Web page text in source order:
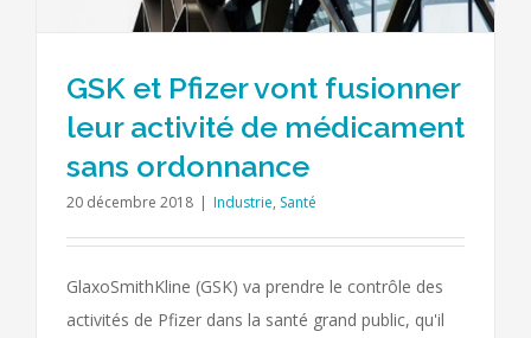
GSK et Pfizer vont fusionner
leur activité de médicament
sans ordonnance
20 décembre 2018 | Industrie, Santé
GlaxoSmithKline (GSK) va prendre le contrôle des
activités de Pfizer dans la santé grand public, qu'il